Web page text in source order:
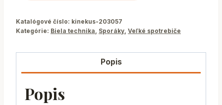
Katalógové číslo: kinekus-203057
Kategórie: Biela technika Sporáky Veľké spotrebiče
Popis
Popis